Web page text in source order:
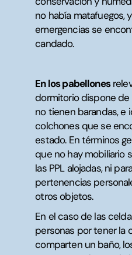
no había matafuegos,
emergencias se
candado.
En los pabellones
dormitorio dispone
no tienen barandas, e
colchones que se
estado. En términos
que no hay mobiliario
las PPL alojadas, ni
pertenencias
otros objetos.
En el caso de las
personas por tener la
comparten un baño,